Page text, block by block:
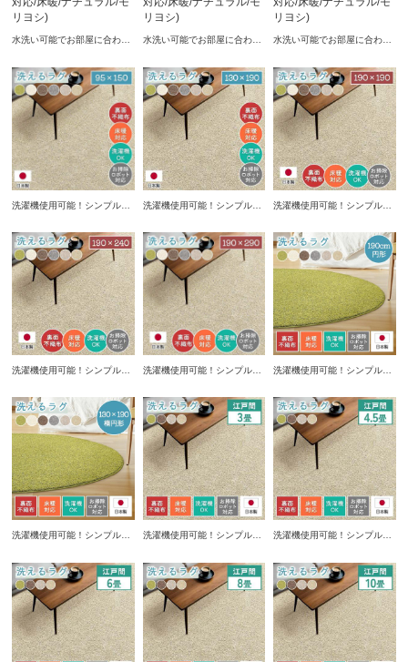
水洗い可能でお部屋に合わせ
ットカーペットカバー対応
FORET フォレ(133×195cm/
洗える/オールシーズン/高級
感/モダン/ホットカーペット
対応/床暖/ナチュラル/モリヨ
水洗い可能でお部屋に合わせ
ットカーペットカバー対応
FORET フォレ(133×195cm/
洗える/オールシーズン/高級
感/モダン/ホットカーペット
対応/床暖/ナチュラル/モリヨ
シ)
水洗い可能でお部屋に合わせ
ットカーペットカバー対応
FORET フォレ(133×195cm/
洗える/オールシーズン/高級
感/モダン/ホットカーペット
対応/床暖/ナチュラル/モリヨ
シ)
洗濯機使用可能！シンプルな
で冬でも快適に使用可能でオ
ールシーズン活躍するラグで
す。
洗濯機使用可能！シンプルな
応で冬でも快適に使用可能で
オールシーズン活躍するラグ
です。
洗濯機使用可能！シンプルな
応で冬でも快適に使用可能で
オールシーズン活躍するラグ
です。
洗濯機使用可能！シンプルな
応で冬でも快適に使用可能で
オールシーズン活躍するラグ
です。
洗濯機使用可能！シンプルな
応で冬でも快適に使用可能で
オールシーズン活躍するラグ
です。
洗濯機使用可能！シンプルな
で冬でも快適に使用可能でオ
ールシーズン活躍するラグで
す。
洗濯機使用可能！シンプルな
能でオールシーズン活躍する
ラグです。
洗濯機使用可能！シンプルな
能でオールシーズン活躍する
ラグです。
洗濯機使用可能！シンプルな
可能でオールシーズン活躍す
るラグです。